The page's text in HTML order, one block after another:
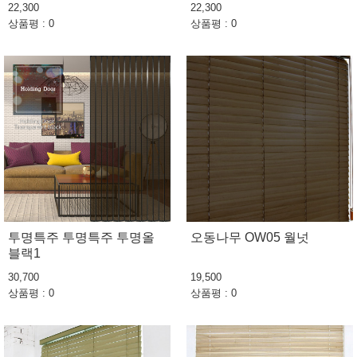
22,300
상품평 : 0
22,300
상품평 : 0
투명특주 투명특주 투명올
블랙1
30,700
상품평 : 0
오동나무 OW05 월넛
19,500
상품평 : 0